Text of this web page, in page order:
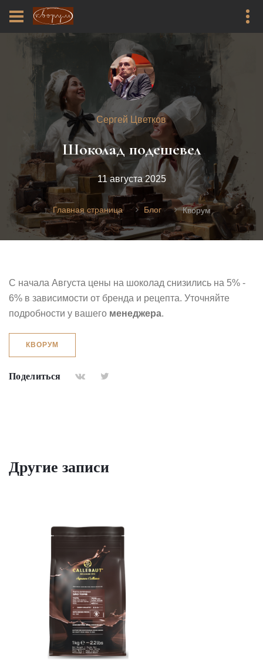
Сергей Цветков
Шоколад подешевел
11 августа 2025
Главная страница Блог Кворум
С начала Августа цены на шоколад снизились на 5% -
6% в зависимости от бренда и рецепта. Уточняйте
подробности у вашего менеджера.
КВОРУМ
Поделиться
Другие записи